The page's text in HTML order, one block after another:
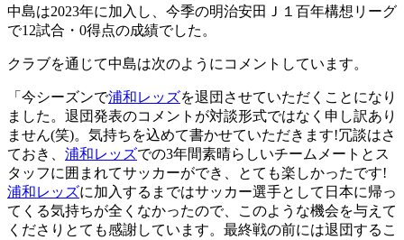
中島は2023年に加入し、今季の明治安田Ｊ１百年構想リーグ
で12試合・0得点の成績でした。
クラブを通じて中島は次のようにコメントしています。
「今シーズンで浦和レッズを退団させていただくことになり
ました。退団発表のコメントが対談形式ではなく申し訳あり
ません(笑)。気持ちを込めて書かせていただきます!冗談はさ
ておき、 浦和レッズでの3年間素晴らしいチームメートとス
タッフに囲まれてサッカーができ、とても楽しかったです!
浦和レッズに加入するまではサッカー選手として日本に帰っ
てくる気持ちが全くなかったので、このような機会を与えて
くださりとても感謝しています。最終戦の前には退団するこ